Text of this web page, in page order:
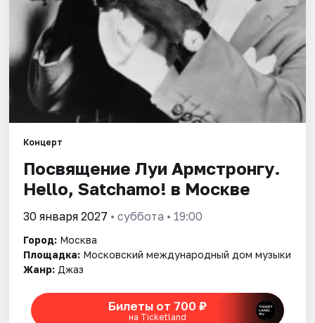
Города
Площадки
Артисты
Концерт
Посвящение Луи Армстронгу.
Hello, Satchamo! в Москве
30 января 2027 • суббота • 19:00
Город: Москва
Площадка: Московский международный дом музыки
Жанр: Джаз
Билеты от 700 ₽
на Ticketland